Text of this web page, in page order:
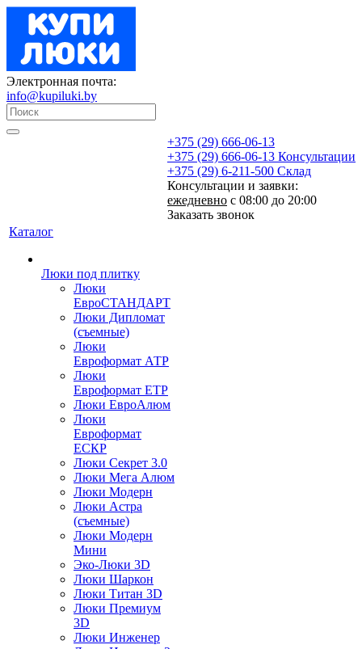
Электронная почта:
info@kupiluki.by
+375 (29) 666-06-13
+375 (29) 666-06-13 Консультации
+375 (29) 6-211-500 Склад
Консультации и заявки:
ежедневно с 08:00 до 20:00
Заказать звонок
Каталог
Люки под плитку
Люки
ЕвроСТАНДАРТ
Люки Дипломат
(съемные)
Люки
Евроформат АТР
Люки
Евроформат ЕТР
Люки ЕвроАлюм
Люки
Евроформат
ЕСКР
Люки Секрет 3.0
Люки Мега Алюм
Люки Модерн
Люки Астра
(съемные)
Люки Модерн
Мини
Эко-Люки 3D
Люки Шаркон
Люки Титан 3D
Люки Премиум
3D
Люки Инженер